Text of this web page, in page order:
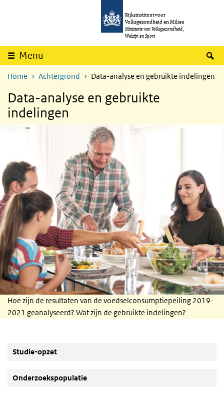
Overslaan en naar de inhoud gaan
Rijksinstituut voor
Volksgezondheid en Milieu
Ministerie van Volksgezondheid,
Welzijn en Sport
Menu
Home Achtergrond Data-analyse en gebruikte indelingen
Data-analyse en gebruikte
indelingen
Hoe zijn de resultaten van de voedselconsumptiepeiling 2019-
2021 geanalyseerd? Wat zijn de gebruikte indelingen?
Studie-opzet
Onderzoekspopulatie